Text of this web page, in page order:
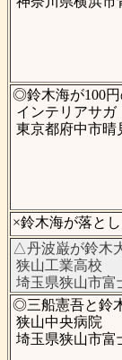
◎鈴木海が100円
インテリアサガ
東京都府中市晴
×鈴木海が落と
△丹波巌が鈴木
狭山工業高校
埼玉県狭山市富
◎三船憲吾と鈴
狭山中央病院
埼玉県狭山市富